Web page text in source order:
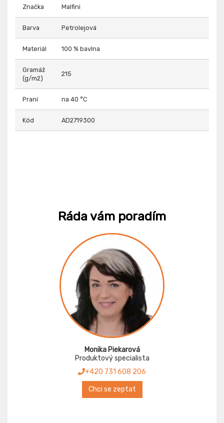
Značka Malfini
Barva Petrolejová
Materiál 100 % bavlna
Gramáž
(g/m2)
215
Praní na 40 °C
Kód AD2719300
Ráda vám poradím
Monika Piekarová
Produktový specialista
+420 731 608 206
Chci se zeptat